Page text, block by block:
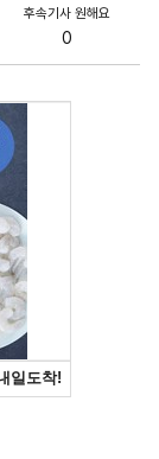
후속기사 원해요
0